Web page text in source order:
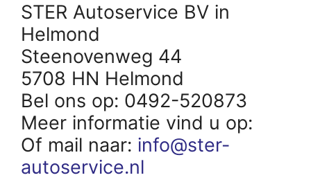
STER Autoservice BV in
Helmond
Steenovenweg 44
5708 HN Helmond
Bel ons op: 0492-520873
Meer informatie vind u op:
Of mail naar: info@ster-
autoservice.nl